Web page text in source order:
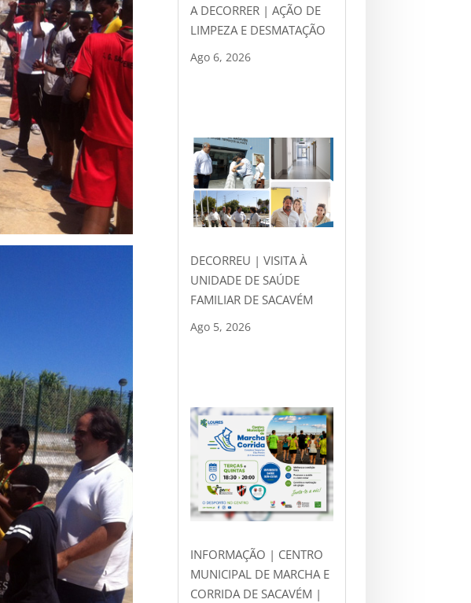
A DECORRER | AÇÃO DE
LIMPEZA E DESMATAÇÃO
Ago 6, 2026
DECORREU | VISITA À
UNIDADE DE SAÚDE
FAMILIAR DE SACAVÉM
Ago 5, 2026
INFORMAÇÃO | CENTRO
MUNICIPAL DE MARCHA E
CORRIDA DE SACAVÉM |